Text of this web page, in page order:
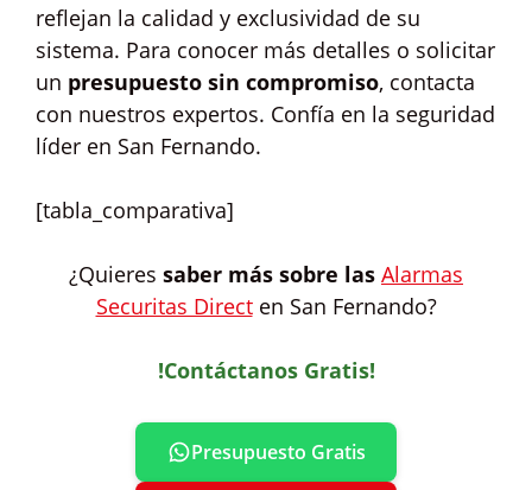
reflejan la calidad y exclusividad de su
sistema. Para conocer más detalles o solicitar
un presupuesto sin compromiso, contacta
con nuestros expertos. Confía en la seguridad
líder en San Fernando.
[tabla_comparativa]
¿Quieres saber más sobre las Alarmas
Securitas Directen San Fernando?
!Contáctanos Gratis!
Presupuesto Gratis